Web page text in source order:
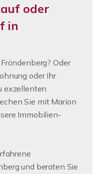
oder
in
Oder
oder Ihr
exzellenten
Sie mit Marion
Immobilien-
und beraten Sie